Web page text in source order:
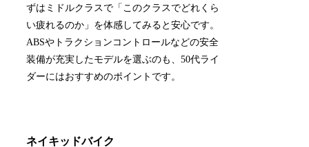
ずはミドルクラスで「このクラスでどれくら
い疲れるのか」を体感してみると安心です。
ABSやトラクションコントロールなどの安全
装備が充実したモデルを選ぶのも、50代ライ
ダーにはおすすめのポイントです。
ネイキッドバイク